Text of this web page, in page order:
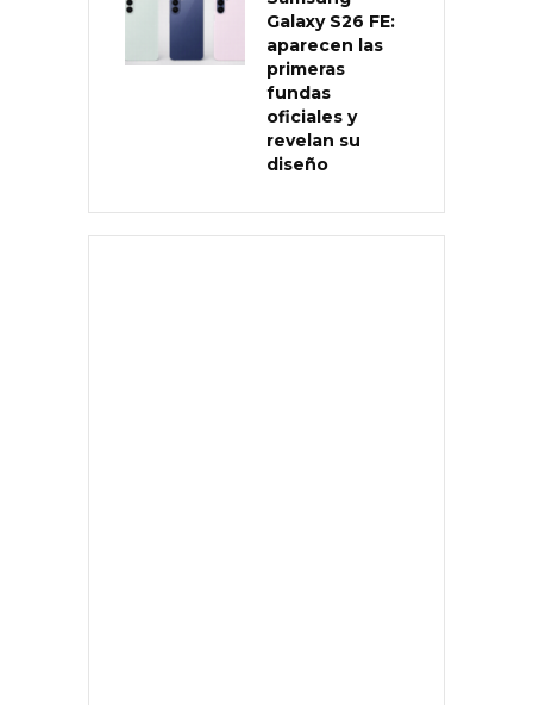
Galaxy S26 FE:
aparecen las
primeras
fundas
oficiales y
revelan su
diseño